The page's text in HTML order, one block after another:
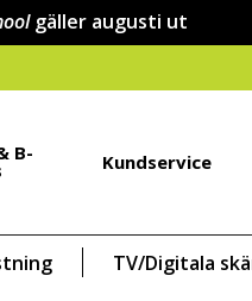
gäller augusti ut
B- Kundservice
TV/Digitala